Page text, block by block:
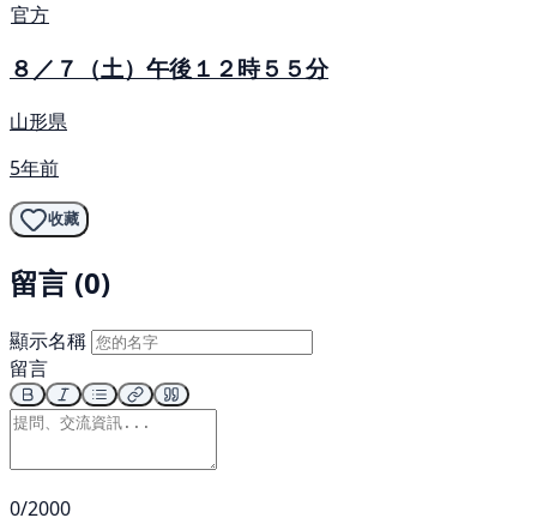
官方
８／７（土）午後１２時５５分
山形県
5年前
收藏
留言 (0)
顯示名稱
留言
0/2000